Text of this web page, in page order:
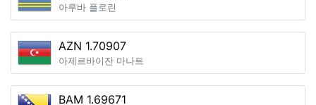
아루바 플로린
AZN 1.70907
아제르바이잔 마나트
BAM 1.69671